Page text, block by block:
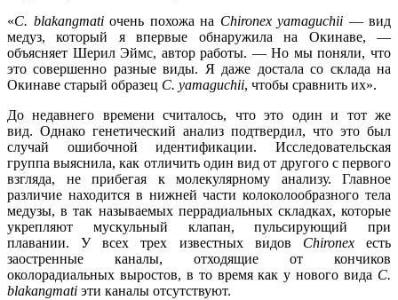
«C. blakangmatiочень похожа на Chironex yamaguchii — вид
медуз, который я впервые обнаружила на Окинаве, —
объясняет Шерил Эймс, автор работы. — Но мы поняли, что
это совершенно разные виды. Я даже достала со склада на
Окинаве старый образец C. yamaguchii, чтобы сравнить их».
До недавнего времени считалось, что это один и тот же
вид. Однако генетический анализ подтвердил, что это был
случай ошибочной идентификации. Исследовательская
группа выяснила, как отличить один вид от другого с первого
взгляда, не прибегая к молекулярному анализу. Главное
различие находится в нижней части колоколообразного тела
медузы, в так называемых перрадиальных складках, которые
укрепляют мускульный клапан, пульсирующий при
плавании. У всех трех известных видов Chironexесть
заостренные каналы, отходящие от кончиков
околорадиальных выростов, в то время как у нового вида C.
blakangmati эти каналы отсутствуют.